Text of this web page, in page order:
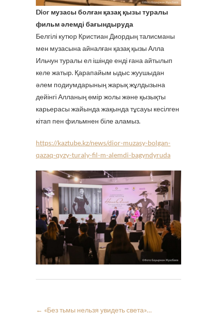
Dior музасы болған қазақ қызы туралы
фильм әлемді бағындыруда
Белгілі кутюр Кристиан Диордың талисманы
мен музасына айналған қазақ қызы Алла
Ильчун туралы ел ішінде енді ғана айтылып
келе жатыр. Қарапайым ыдыс жуушыдан
әлем подиумдарының жарық жұлдызына
дейінгі Алланың өмір жолы және қызықты
карьерасы жайында жақында тұсауы кесілген
кітап пен фильмнен біле аламыз.
https://kaztube.kz/news/dior-muzasy-bolgan-
qazaq-qyzy-turaly-fil-m-alemdi-bagyndyruda
← «Без тьмы нельзя увидеть света»…